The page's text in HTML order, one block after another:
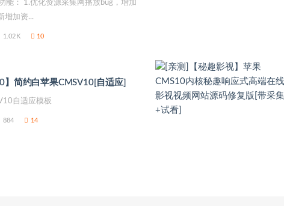
： 1.优化资源采集网播放bug，增加
增加资...
1.02K 10
】简约白苹果CMSV10[自适应]
自适应模板
884 14